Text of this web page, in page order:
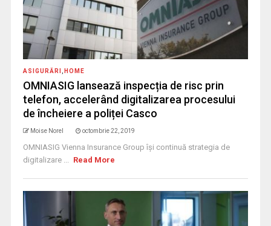
ASIGURĂRI HOME
OMNIASIG lansează inspecția de risc prin
telefon, accelerând digitalizarea procesului
de încheiere a poliței Casco
Moise Norel octombrie 22, 2019
OMNIASIG Vienna Insurance Group își continuă strategia de
digitalizare ... Read More